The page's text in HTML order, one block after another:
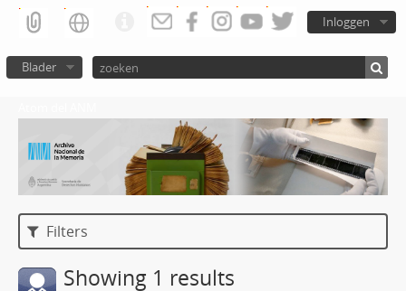
Inloggen
Blader
Filters
Showing 1 results